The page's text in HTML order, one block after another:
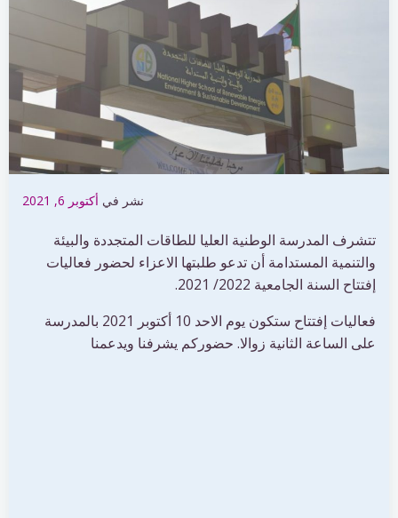
نشر في أكتوبر 6, 2021
تتشرف المدرسة الوطنية العليا للطاقات المتجددة والبيئة
والتنمية المستدامة أن تدعو طلبتها الاعزاء لحضور فعاليات
إفتتاح السنة الجامعية 2022/ 2021.
فعاليات إفتتاح ستكون يوم الاحد 10 أكتوبر 2021 بالمدرسة
على الساعة الثانية زوالا. حضوركم يشرفنا ويدعمنا